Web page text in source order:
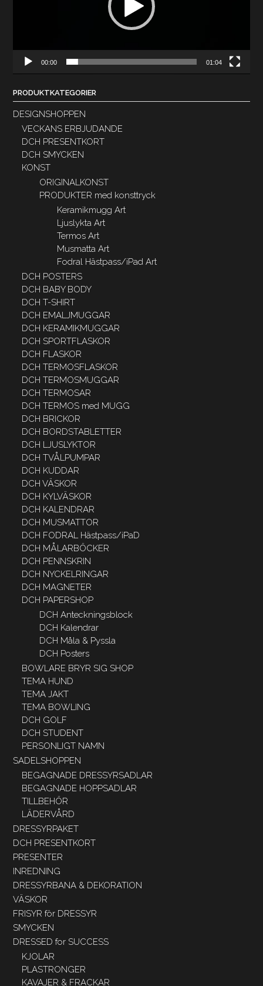
00:00 01:04
PRODUKTKATEGORIER
DESIGNSHOPPEN
VECKANS ERBJUDANDE
DCH PRESENTKORT
DCH SMYCKEN
KONST
ORIGINALKONST
PRODUKTER med konsttryck
Keramikmugg Art
Ljuslykta Art
Termos Art
Musmatta Art
Fodral Hästpass/iPad Art
DCH POSTERS
DCH BABY BODY
DCH T-SHIRT
DCH EMALJMUGGAR
DCH KERAMIKMUGGAR
DCH SPORTFLASKOR
DCH FLASKOR
DCH TERMOSFLASKOR
DCH TERMOSMUGGAR
DCH TERMOSAR
DCH TERMOS med MUGG
DCH BRICKOR
DCH BORDSTABLETTER
DCH LJUSLYKTOR
DCH TVÅLPUMPAR
DCH KUDDAR
DCH VÄSKOR
DCH KYLVÄSKOR
DCH KALENDRAR
DCH MUSMATTOR
DCH FODRAL Hästpass/iPaD
DCH MÅLARBÖCKER
DCH PENNSKRIN
DCH NYCKELRINGAR
DCH MAGNETER
DCH PAPERSHOP
DCH Anteckningsblock
DCH Kalendrar
DCH Måla & Pyssla
DCH Posters
BOWLARE BRYR SIG SHOP
TEMA HUND
TEMA JAKT
TEMA BOWLING
DCH GOLF
DCH STUDENT
PERSONLIGT NAMN
SADELSHOPPEN
BEGAGNADE DRESSYRSADLAR
BEGAGNADE HOPPSADLAR
TILLBEHÖR
LÄDERVÅRD
DRESSYRPAKET
DCH PRESENTKORT
PRESENTER
INREDNING
DRESSYRBANA & DEKORATION
VÄSKOR
FRISYR för DRESSYR
SMYCKEN
DRESSED for SUCCESS
KJOLAR
PLASTRONGER
KAVAJER & FRACKAR